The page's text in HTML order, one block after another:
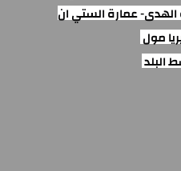
الهدى- عمارة الستي ان
مول
البلد